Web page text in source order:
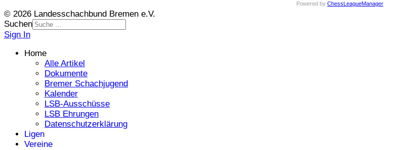
Powered by ChessLeagueManager
© 2026 Landesschachbund Bremen e.V.
Suchen
Sign In
Home
Alle Artikel
Dokumente
Bremer Schachjugend
Kalender
LSB-Ausschüsse
LSB Ehrungen
Datenschutzerklärung
Ligen
Vereine